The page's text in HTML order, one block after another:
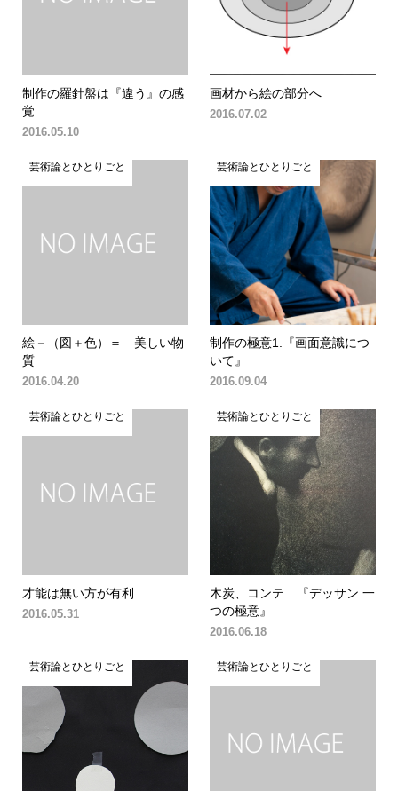
制作の羅針盤は『違う』の感
覚
2016.05.10
画材から絵の部分へ
2016.07.02
芸術論とひとりごと
絵－（図＋色）＝ 美しい物
質
2016.04.20
芸術論とひとりごと
制作の極意1.『画面意識につ
いて』
2016.09.04
芸術論とひとりごと
才能は無い方が有利
2016.05.31
芸術論とひとりごと
木炭、コンテ 『デッサン 一
つの極意』
2016.06.18
芸術論とひとりごと 芸術論とひとりごと